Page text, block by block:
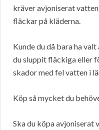
kräver avjoniserat
fläckar på kläderna.
Kunde du då bara ha
du sluppit fläckiga eller
skador med fel vatten i
Köp så mycket du
Ska du köpa avjoniserat